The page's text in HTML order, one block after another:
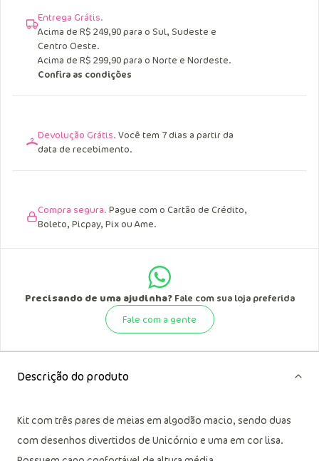
Entrega Grátis.
Acima de R$ 249,90 para o Sul, Sudeste e
Centro Oeste.
Acima de R$ 299,90 para o Norte e Nordeste.
Confira as condições
Devolução Grátis. Você tem 7 dias a partir da
data de recebimento.
Compra segura. Pague com o Cartão de Crédito,
Boleto, Picpay, Pix ou Ame.
Precisando de uma ajudinha?Fale com sua loja preferida
Fale com a gente
Descrição do produto
Kit com três pares de meias em algodão macio, sendo duas
com desenhos divertidos de Unicórnio e uma em cor lisa.